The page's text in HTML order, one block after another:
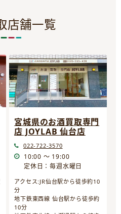
店舗一覧
宮城県のお酒買取専門
店 JOYLAB 仙台店
022-722-3570
10:00 ～ 19:00
定休日：毎週水曜日
アクセス:JR仙台駅から徒歩約10
分
地下鉄東西線 仙台駅から徒歩約
10分